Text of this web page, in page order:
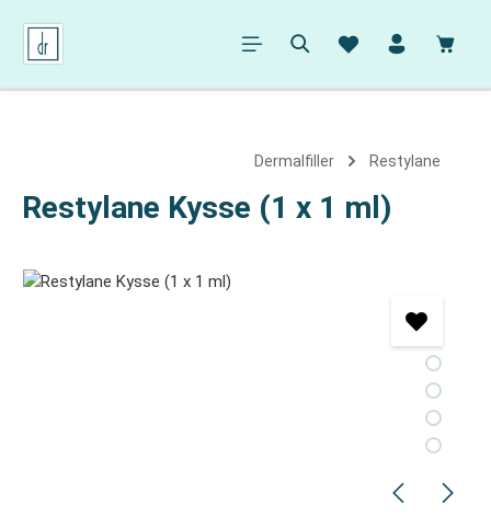
springen
Dermalfiller Restylane
Restylane Kysse (1 x 1 ml)
Bildergalerie überspringen